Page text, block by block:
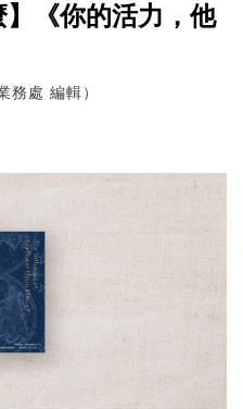
】《你的活力，他
務處 編輯）